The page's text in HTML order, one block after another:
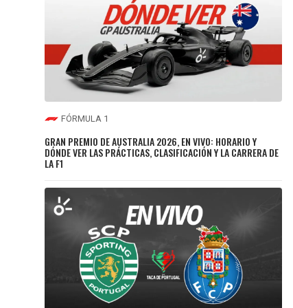
FÓRMULA 1
GRAN PREMIO DE AUSTRALIA 2026, EN VIVO: HORARIO Y
DÓNDE VER LAS PRÁCTICAS, CLASIFICACIÓN Y LA CARRERA DE
LA F1